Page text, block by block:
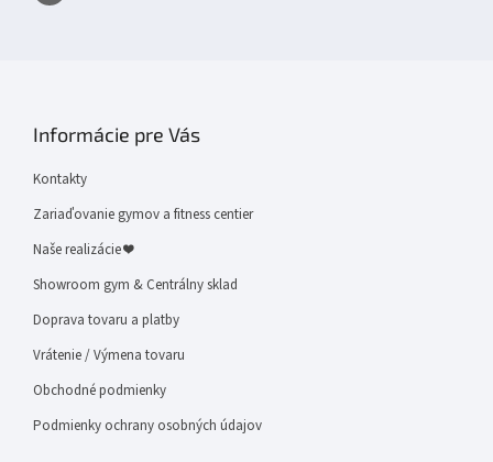
Informácie pre Vás
Kontakty
Zariaďovanie gymov a fitness centier
Naše realizácie ❤
Showroom gym & Centrálny sklad
Doprava tovaru a platby
Vrátenie / Výmena tovaru
Obchodné podmienky
Podmienky ochrany osobných údajov